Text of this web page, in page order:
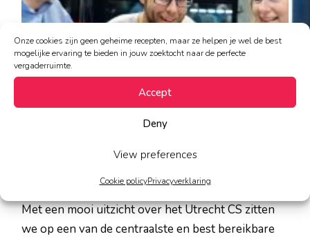
Onze cookies zijn geen geheime recepten, maar ze helpen je wel de best
mogelijke ervaring te bieden in jouw zoektocht naar de perfecte
vergaderruimte.
Accept
Deny
View preferences
Cookie policyPrivacyverklaring
Met een mooi uitzicht over het Utrecht CS zitten
we op een van de centraalste en best bereikbare